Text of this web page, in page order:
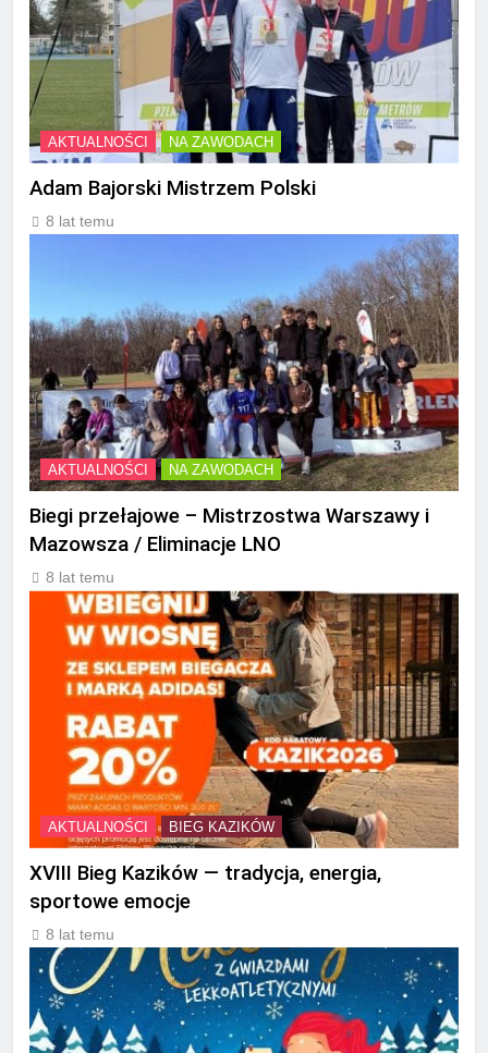
AKTUALNOŚCI NA ZAWODACH
Adam Bajorski Mistrzem Polski
8 lat temu
AKTUALNOŚCI NA ZAWODACH
Biegi przełajowe – Mistrzostwa Warszawy i
Mazowsza / Eliminacje LNO
8 lat temu
AKTUALNOŚCI BIEG KAZIKÓW
XVIII Bieg Kazików — tradycja, energia,
sportowe emocje
8 lat temu